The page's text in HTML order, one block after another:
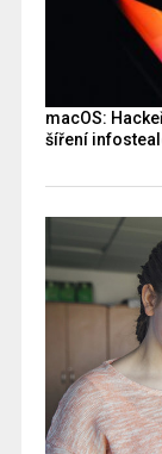
macOS:
šíření